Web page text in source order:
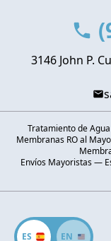
ES EN
3146 John P.
Tratamiento de
Membranas RO al
Envíos Mayoristas —